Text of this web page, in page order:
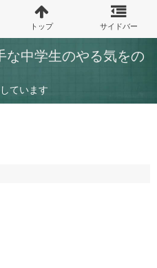
中学生のやる気をの
ています